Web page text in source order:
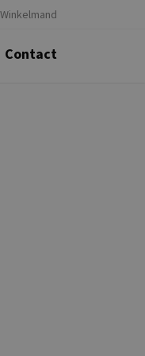
Winkelmand
Contact